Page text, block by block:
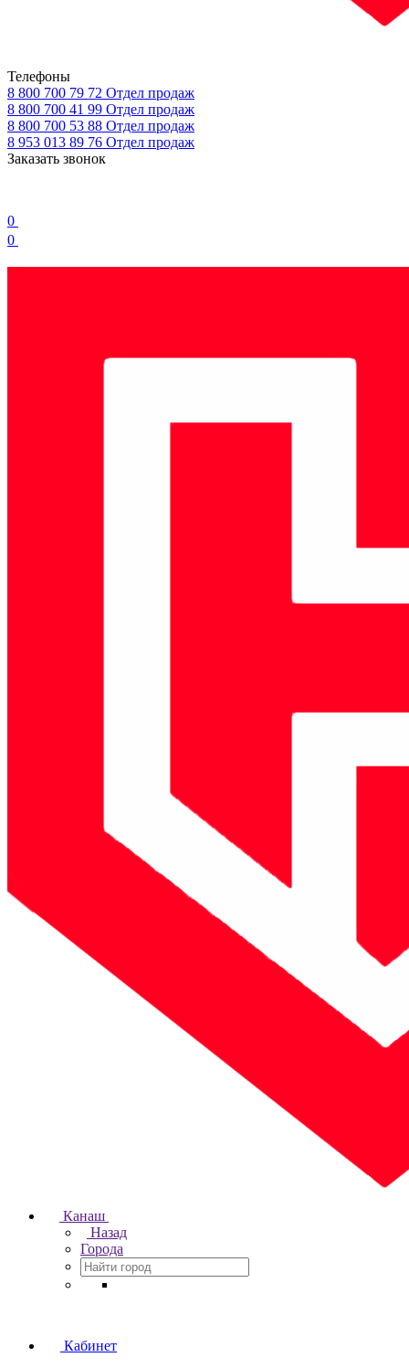
Телефоны
8 800 700 79 72 Отдел продаж
8 800 700 41 99 Отдел продаж
8 800 700 53 88 Отдел продаж
8 953 013 89 76 Отдел продаж
Заказать звонок
0
0
Канаш
Назад
Города
Кабинет